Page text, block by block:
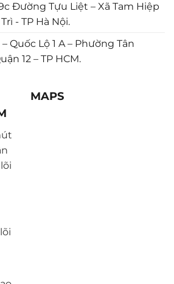
Đường Tựu Liệt – Xã Tam Hiệp
- TP Hà Nội.
Quốc Lộ 1 A – Phường Tân
12 – TP HCM.
MAPS